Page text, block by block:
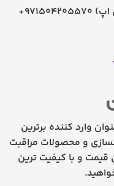
سم 7 شاپ به عنوان وارد کننده برترین
و محصولات مراقبت
قیمت و با کیفیت ترین